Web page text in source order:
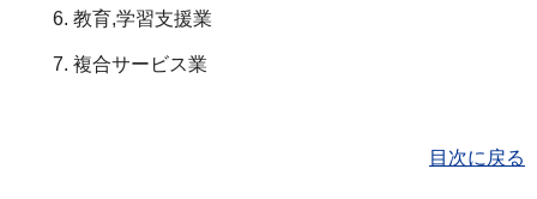
教育,学習支援業
複合サービス業
目次に戻る